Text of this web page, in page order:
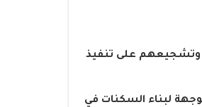
وتشجيعهم على تنفيذ
لبناء السكنات في